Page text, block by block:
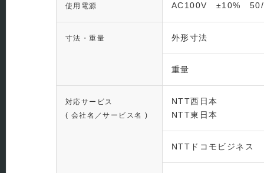
使用電源 AC100V ±10% 50/
寸法・重量 外形寸法
重量
対応サービス
( 会社名／サービス名 )
NTT西日本
NTT東日本
NTTドコモビジネス